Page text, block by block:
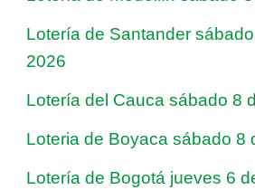
Lotería de Santander
2026
Lotería del Cauca sábado 8
Loteria de Boyaca sábado 8
Lotería de Bogotá jueves 6